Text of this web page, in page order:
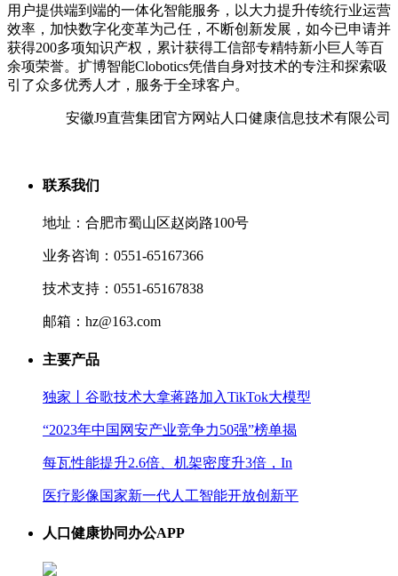
用户提供端到端的一体化智能服务，以大力提升传统行业运营
效率，加快数字化变革为己任，不断创新发展，如今已申请并
获得200多项知识产权，累计获得工信部专精特新小巨人等百
余项荣誉。扩博智能Clobotics凭借自身对技术的专注和探索吸
引了众多优秀人才，服务于全球客户。
安徽J9直营集团官方网站人口健康信息技术有限公司
联系我们
地址：合肥市蜀山区赵岗路100号
业务咨询：0551-65167366
技术支持：0551-65167838
邮箱：hz@163.com
主要产品
独家丨谷歌技术大拿蒋路加入TikTok大模型
“2023年中国网安产业竞争力50强”榜单揭
每瓦性能提升2.6倍、机架密度升3倍，In
医疗影像国家新一代人工智能开放创新平
人口健康协同办公APP